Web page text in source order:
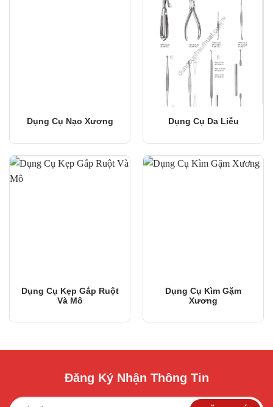
Dụng Cụ Nạo Xương Dụng Cụ Da Liễu
Dụng Cụ Kẹp Gắp Ruột
Và Mô
Dụng Cụ Kìm Gặm
Xương
Đăng Ký Nhận Thông Tin